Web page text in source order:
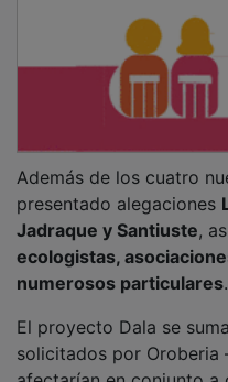
presentado alegaciones
Jadraque y Santiuste,
ecologistas,
numerosos particulares.
solicitados por
afectarían en conjunto a